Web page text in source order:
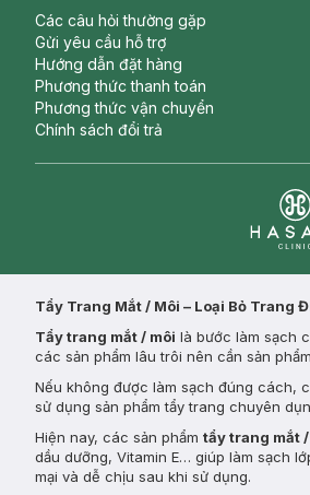
Các câu hỏi thường gặp
Gửi yêu cầu hỗ trợ
Hướng dẫn đặt hàng
Phương thức thanh toán
Phương thức vận chuyển
Chính sách đổi trả
Tẩy Trang Mắt / Môi – Loại Bỏ Trang
Tẩy trang mắt / môi là bước làm sạch
các sản phẩm lâu trôi nên cần sản
Nếu không được làm sạch đúng cách,
sử dụng sản phẩm tẩy trang chuyên
Hiện nay, các sản phẩm tẩy trang mắt /
dầu dưỡng, Vitamin E… giúp làm sạch
mại và dễ chịu sau khi sử dụng.